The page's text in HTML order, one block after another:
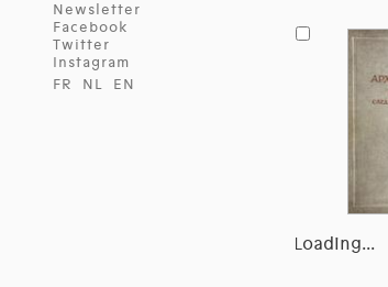
Newsletter
Facebook
Twitter
Instagram
FR
NL EN
Loading...